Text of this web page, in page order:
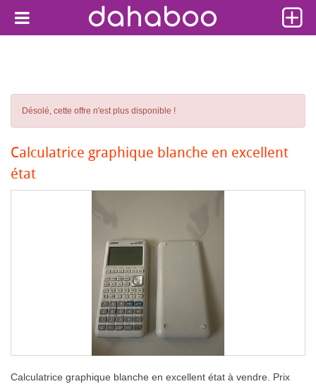
Désolé, cette offre n'est plus disponible !
Calculatrice graphique blanche en excellent
état
Calculatrice graphique blanche en excellent état à vendre. Prix